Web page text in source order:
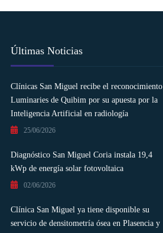
Últimas Noticias
Clínicas San Miguel recibe el reconocimiento
Luminaries de Quibim por su apuesta por la
Inteligencia Artificial en radiología
25/06/2026
Diagnóstico San Miguel Coria instala 19,4
kWp de energía solar fotovoltaica
02/06/2026
Clínica San Miguel ya tiene disponible su
servicio de densitometría ósea en Plasencia y